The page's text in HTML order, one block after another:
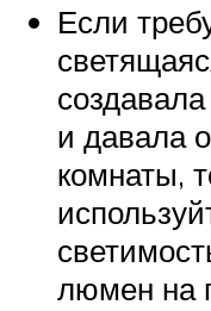
Если
и давала
комнаты,
люмен на